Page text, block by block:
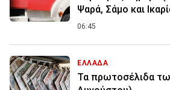
Ψαρά, Σάμο και
06:45
ΕΛΛΑΔΑ
Τα πρωτοσέλιδα